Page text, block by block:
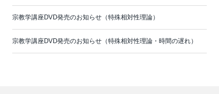
宗教学講座DVD発売のお知らせ（特殊相対性理論）
宗教学講座DVD発売のお知らせ（特殊相対性理論・時間の遅れ）